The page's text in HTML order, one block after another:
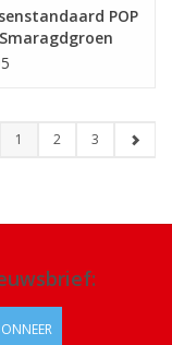
POP
1 2 3